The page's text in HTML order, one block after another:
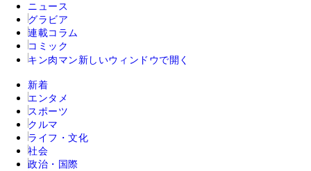
ニュース
グラビア
連載コラム
コミック
キン肉マン 新しいウィンドウで開く
新着
エンタメ
スポーツ
クルマ
ライフ・文化
社会
政治・国際